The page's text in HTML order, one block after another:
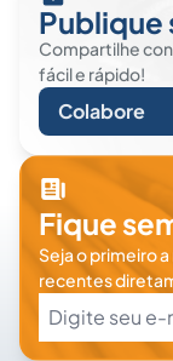
Publique
Compartilhe
fácil e rápido!
Colabore
Fique
Seja o primeiro
recentes